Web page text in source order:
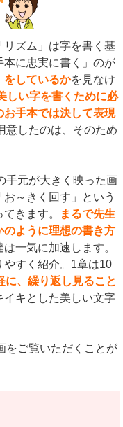
ズム」は字を書く基
に忠実に書く」のが
をしているかを見なけ
しい字を書くために必
手本では決して表現
意したのは、そのため
手元が大きく映った画
～きく回す」という
きます。
まるで先生
ように理想の書き方
一気に加速します。
やすく紹介。1章は10
に、繰り返し見ること
イキとした美しい文字
をご覧いただくことが